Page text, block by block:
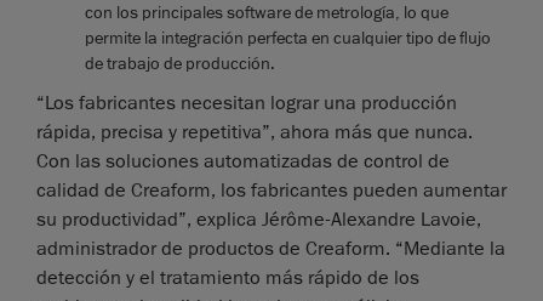
con los principales software de metrología, lo que
permite la integración perfecta en cualquier tipo de flujo
de trabajo de producción.
“Los fabricantes necesitan lograr una producción
rápida, precisa y repetitiva”, ahora más que nunca.
Con las soluciones automatizadas de control de
calidad de Creaform, los fabricantes pueden aumentar
su productividad”, explica Jérôme-Alexandre Lavoie,
administrador de productos de Creaform. “Mediante la
detección y el tratamiento más rápido de los